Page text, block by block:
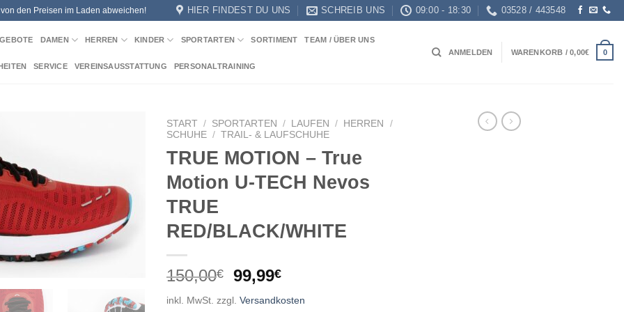
den Preisen im Laden abweichen! HIER FINDEST DU UNS SCHREIB UNS 09:00 - 18:30 03528 / 443548
DAMEN HERREN KINDER SPORTARTEN SORTIMENT TEAM / ÜBER UNS
SERVICE VEREINSAUSSTATTUNG PERSONALTRAINING
ANMELDEN WARENKORB /0,00€ 0
START / SPORTARTEN / LAUFEN / HERREN
/
SCHUHE / TRAIL- & LAUFSCHUHE
TRUE MOTION – True
Motion U-TECH Nevos
TRUE
RED/BLACK/WHITE
150,00€
Ursprünglicher
war:
99,99€Aktueller
ist:
inkl. MwSt. zzgl. Versandkosten